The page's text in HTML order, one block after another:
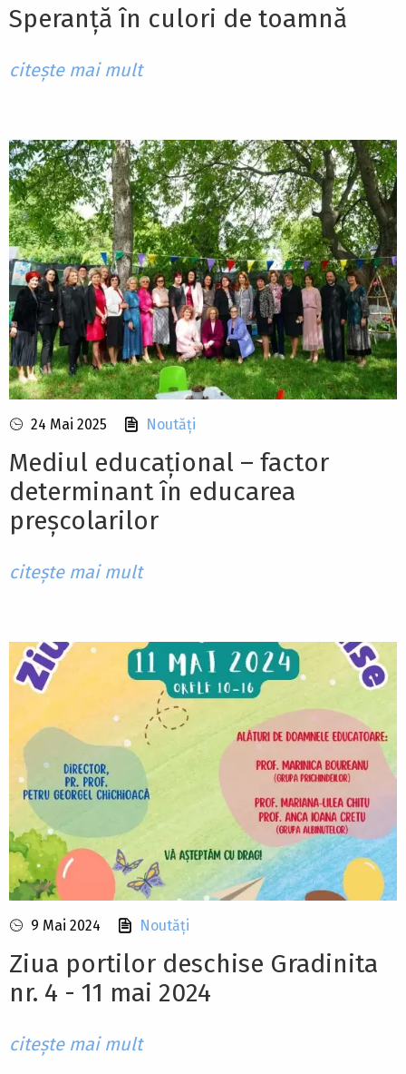
Speranță în culori de toamnă
citește mai mult
24 Mai 2025 Noutăți
Mediul educațional – factor
determinant în educarea
preșcolarilor
citește mai mult
9 Mai 2024 Noutăți
Ziua portilor deschise Gradinita
nr. 4 - 11 mai 2024
citește mai mult